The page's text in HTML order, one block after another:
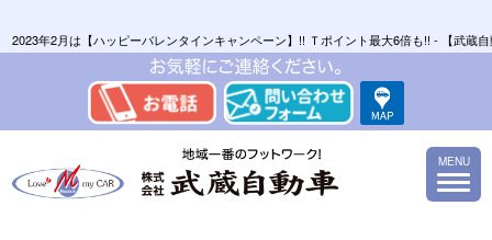
2023年2月は【ハッピーバレンタインキャンペーン】!! Ｔポイント最大6倍も!! - 【武
MENU